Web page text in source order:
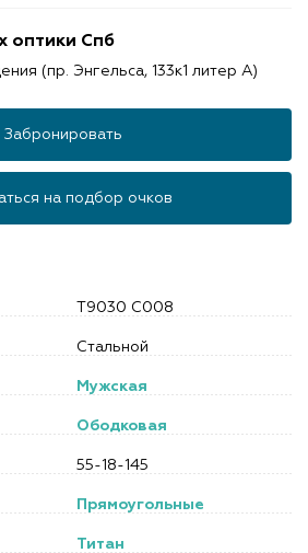
оптики Спб
(пр. Энгельса, 133к1 литер А)
Забронировать
на подбор очков
T9030 C008
Стальной
Мужская
Ободковая
55-18-145
Прямоугольные
Титан